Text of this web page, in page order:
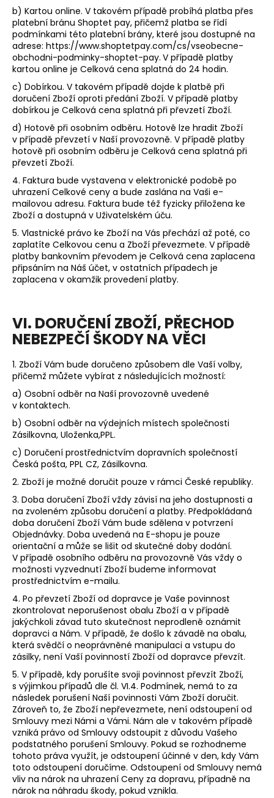
b) Kartou online. V takovém případě probíhá platba přes
platební bránu Shoptet pay, přičemž platba se řídí
podmínkami této platební brány, které jsou dostupné na
adrese: https://www.shoptetpay.com/cs/vseobecne-
obchodni-podminky-shoptet-pay. V případě platby
kartou online je Celková cena splatná do 24 hodin.
c) Dobírkou. V takovém případě dojde k platbě při
doručení Zboží oproti předání Zboží. V případě platby
dobírkou je Celková cena splatná při převzetí Zboží.
d) Hotově při osobním odběru. Hotově lze hradit Zboží
v případě převzetí v Naší provozovně. V případě platby
hotově při osobním odběru je Celková cena splatná při
převzetí Zboží.
4. Faktura bude vystavena v elektronické podobě po
uhrazení Celkové ceny a bude zaslána na Vaši e-
mailovou adresu. Faktura bude též fyzicky přiložena ke
Zboží a dostupná v Uživatelském úču.
5. Vlastnické právo ke Zboží na Vás přechází až poté, co
zaplatíte Celkovou cenu a Zboží převezmete. V případě
platby bankovním převodem je Celková cena zaplacena
připsáním na Náš účet, v ostatních případech je
zaplacena v okamžik provedení platby.
VI. DORUČENÍ ZBOŽÍ, PŘECHOD
NEBEZPEČÍ ŠKODY NA VĚCI
1. Zboží Vám bude doručeno způsobem dle Vaší volby,
přičemž můžete vybírat z následujících možností:
a) Osobní odběr na Naší provozovně uvedené
v kontaktech.
b) Osobní odběr na výdejních místech společnosti
Zásilkovna, Uloženka,PPL.
c) Doručení prostřednictvím dopravních společností
Česká pošta, PPL CZ, Zásilkovna.
2. Zboží je možné doručit pouze v rámci České republiky.
3. Doba doručení Zboží vždy závisí na jeho dostupnosti a
na zvoleném způsobu doručení a platby. Předpokládaná
doba doručení Zboží Vám bude sdělena v potvrzení
Objednávky. Doba uvedená na E-shopu je pouze
orientační a může se lišit od skutečné doby dodání.
V případě osobního odběru na provozovně Vás vždy o
možnosti vyzvednutí Zboží budeme informovat
prostřednictvím e-mailu.
4. Po převzetí Zboží od dopravce je Vaše povinnost
zkontrolovat neporušenost obalu Zboží a v případě
jakýchkoli závad tuto skutečnost neprodleně oznámit
dopravci a Nám. V případě, že došlo k závadě na obalu,
která svědčí o neoprávněné manipulaci a vstupu do
zásilky, není Vaší povinností Zboží od dopravce převzít.
5. V případě, kdy porušíte svoji povinnost převzít Zboží,
s výjimkou případů dle čl. VI.4. Podmínek, nemá to za
následek porušení Naší povinnosti Vám Zboží doručit.
Zároveň to, že Zboží nepřevezmete, není odstoupení od
Smlouvy mezi Námi a Vámi. Nám ale v takovém případě
vzniká právo od Smlouvy odstoupit z důvodu Vašeho
podstatného porušení Smlouvy. Pokud se rozhodneme
tohoto práva využít, je odstoupení účinné v den, kdy Vám
toto odstoupení doručíme. Odstoupení od Smlouvy nemá
vliv na nárok na uhrazení Ceny za dopravu, případně na
nárok na náhradu škody, pokud vznikla.